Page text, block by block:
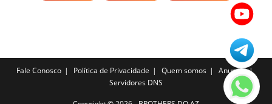
Fale Conosco Política de Privacidade Quem somos
Anuncie
Servidores DNS